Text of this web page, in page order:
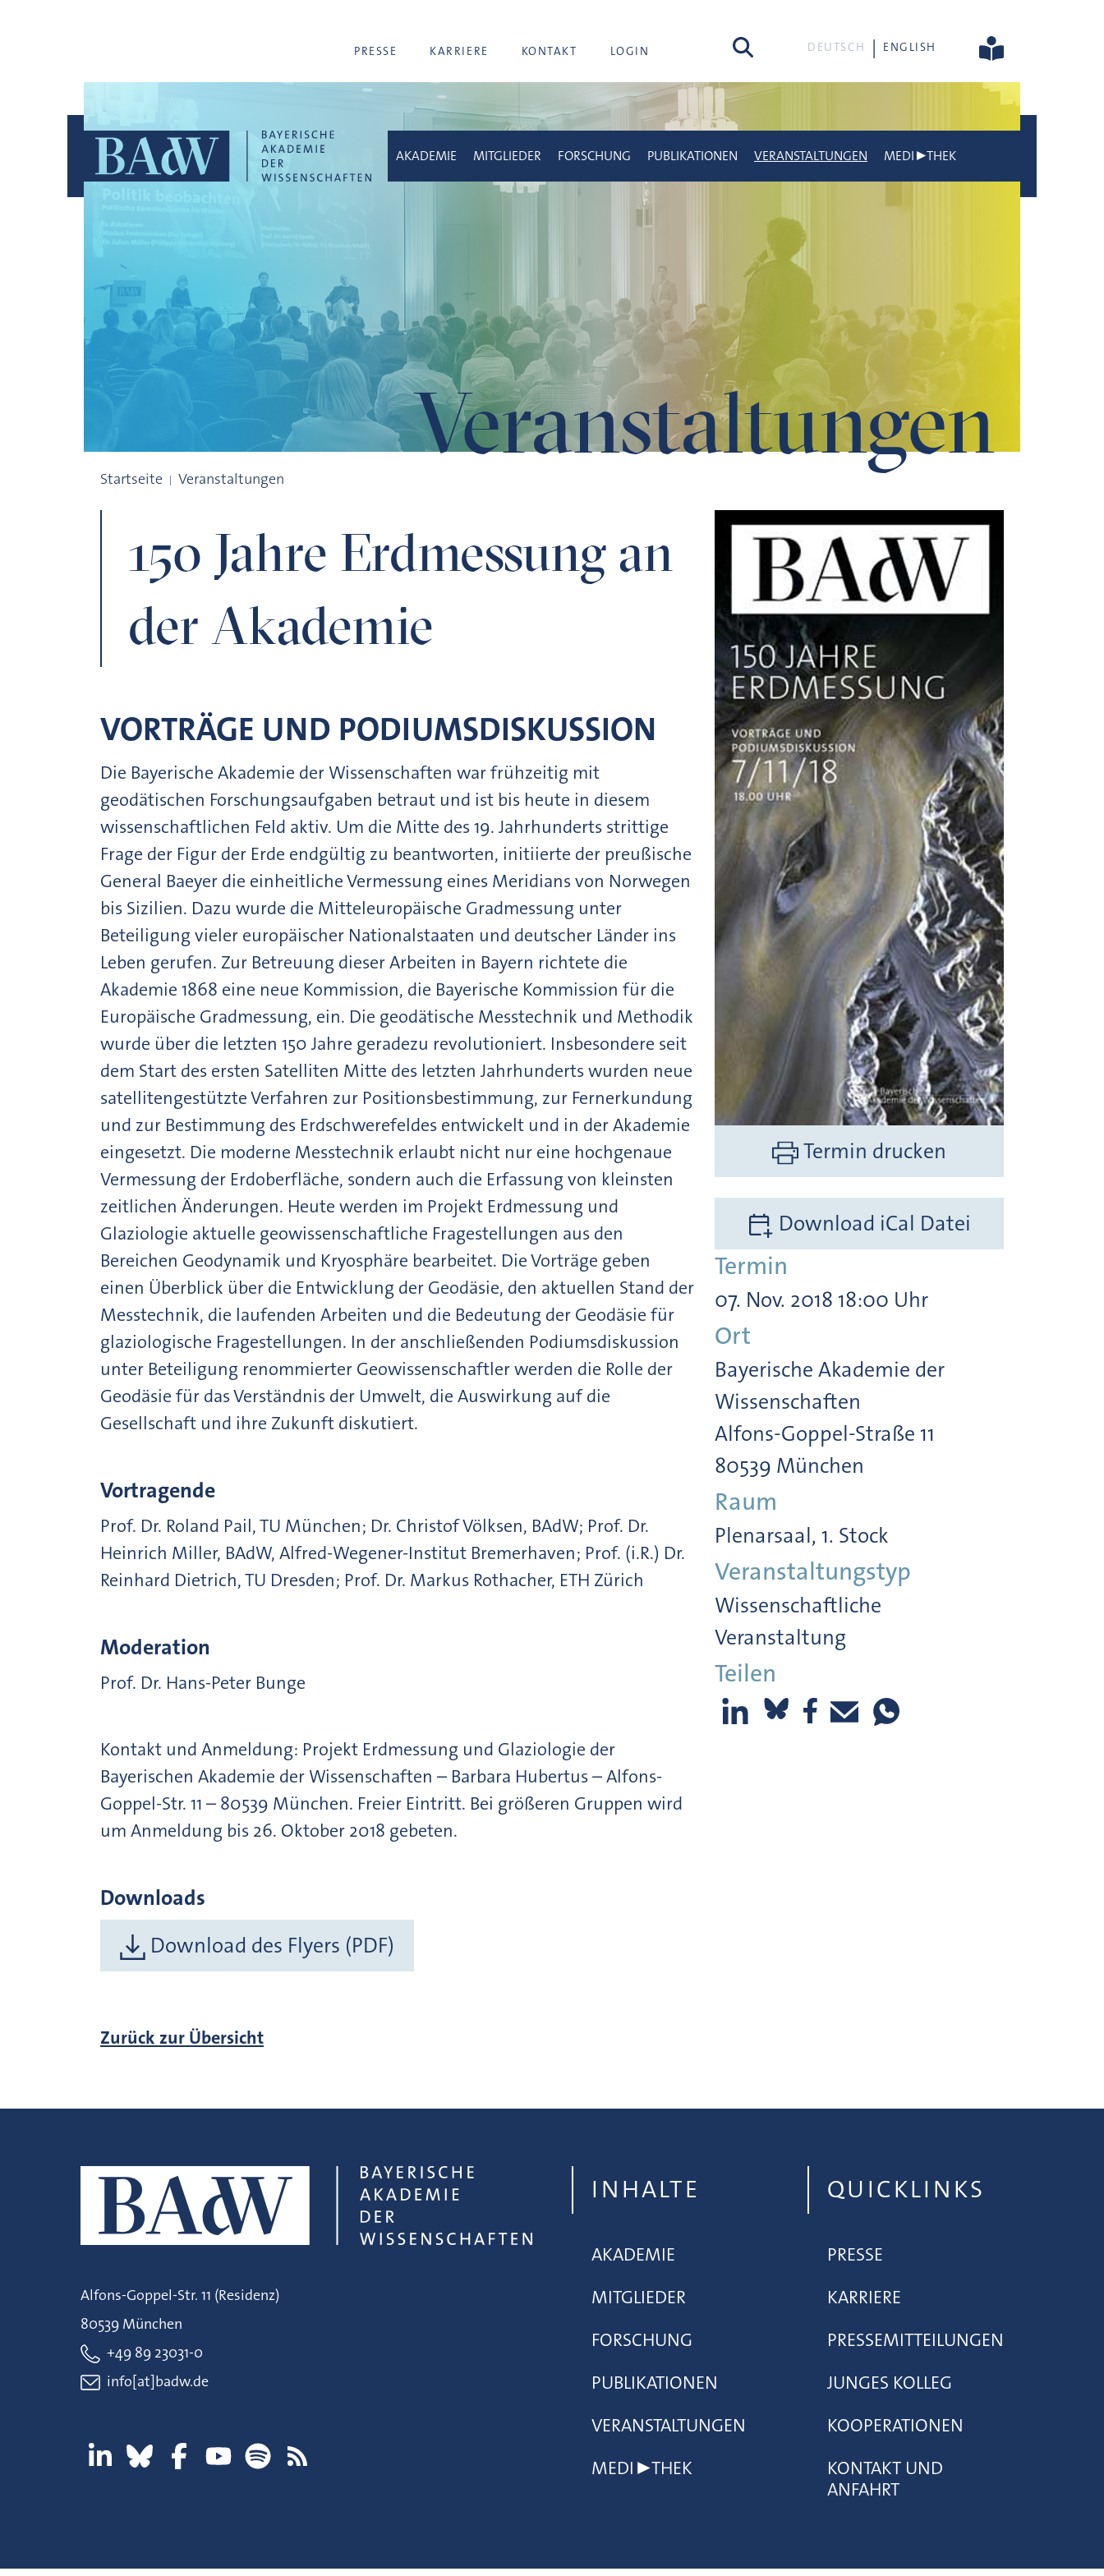
PRESSE KARRIERE KONTAKT LOGIN Suche DEUTSCH ENGLISH
Veranstaltungen
AKADEMIE MITGLIEDER FORSCHUNG PUBLIKATIONEN VERANSTALTUNGEN MEDI▶THEK
Startseite Veranstaltungen
150 Jahre Erdmessung an
der Akademie
VORTRÄGE UND PODIUMSDISKUSSION
Die Bayerische Akademie der Wissenschaften war frühzeitig mit
geodätischen Forschungsaufgaben betraut und ist bis heute in diesem
wissenschaftlichen Feld aktiv. Um die Mitte des 19. Jahrhunderts strittige
Frage der Figur der Erde endgültig zu beantworten, initiierte der preußische
General Baeyer die einheitliche Vermessung eines Meridians von Norwegen
bis Sizilien. Dazu wurde die Mitteleuropäische Gradmessung unter
Beteiligung vieler europäischer Nationalstaaten und deutscher Länder ins
Leben gerufen. Zur Betreuung dieser Arbeiten in Bayern richtete die
Akademie 1868 eine neue Kommission, die Bayerische Kommission für die
Europäische Gradmessung, ein. Die geodätische Messtechnik und Methodik
wurde über die letzten 150 Jahre geradezu revolutioniert. Insbesondere seit
dem Start des ersten Satelliten Mitte des letzten Jahrhunderts wurden neue
satellitengestützte Verfahren zur Positionsbestimmung, zur Fernerkundung
und zur Bestimmung des Erdschwerefeldes entwickelt und in der Akademie
eingesetzt. Die moderne Messtechnik erlaubt nicht nur eine hochgenaue
Vermessung der Erdoberfläche, sondern auch die Erfassung von kleinsten
zeitlichen Änderungen. Heute werden im Projekt Erdmessung und
Glaziologie aktuelle geowissenschaftliche Fragestellungen aus den
Bereichen Geodynamik und Kryosphäre bearbeitet. Die Vorträge geben
einen Überblick über die Entwicklung der Geodäsie, den aktuellen Stand der
Messtechnik, die laufenden Arbeiten und die Bedeutung der Geodäsie für
glaziologische Fragestellungen. In der anschließenden Podiumsdiskussion
unter Beteiligung renommierter Geowissenschaftler werden die Rolle der
Geodäsie für das Verständnis der Umwelt, die Auswirkung auf die
Gesellschaft und ihre Zukunft diskutiert.
Vortragende
Prof. Dr. Roland Pail, TU München; Dr. Christof Völksen, BAdW; Prof. Dr.
Heinrich Miller, BAdW, Alfred-Wegener-Institut Bremerhaven; Prof. (i.R.) Dr.
Reinhard Dietrich, TU Dresden; Prof. Dr. Markus Rothacher, ETH Zürich
Moderation
Prof. Dr. Hans-Peter Bunge
Kontakt und Anmeldung: Projekt Erdmessung und Glaziologie der
Bayerischen Akademie der Wissenschaften – Barbara Hubertus – Alfons-
Goppel-Str. 11 – 80539 München. Freier Eintritt. Bei größeren Gruppen wird
um Anmeldung bis 26. Oktober 2018 gebeten.
Downloads
Download des Flyers (PDF)
Termin drucken
Download iCal Datei
Termin
07. Nov. 2018 18:00 Uhr
Ort
Bayerische Akademie der
Wissenschaften
Alfons-Goppel-Straße 11
80539 München
Raum
Plenarsaal, 1. Stock
Veranstaltungstyp
Wissenschaftliche
Veranstaltung
Teilen
Zurück zur Übersicht
Alfons-Goppel-Str. 11 (Residenz)
80539 München
+49 89 23031-0
info[at]badw.de
INHALTE
AKADEMIE
MITGLIEDER
FORSCHUNG
PUBLIKATIONEN
VERANSTALTUNGEN
MEDI▶THEK
QUICKLINKS
PRESSE
KARRIERE
PRESSEMITTEILUNGEN
JUNGES KOLLEG
KOOPERATIONEN
KONTAKT UND
ANFAHRT